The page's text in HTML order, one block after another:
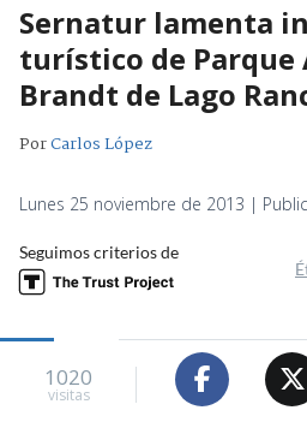
Sernatur lamenta
turístico de Parque
Brandt de Lago
PorCarlos López
Lunes 25 noviembre de 2013 |
Seguimos criterios de
1020
visitas